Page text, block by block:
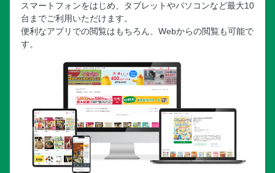
スマートフォンをはじめ、タブレットやパソコンなど最大10
台までご利用いただけます。
便利なアプリでの閲覧はもちろん、Webからの閲覧も可能で
す。